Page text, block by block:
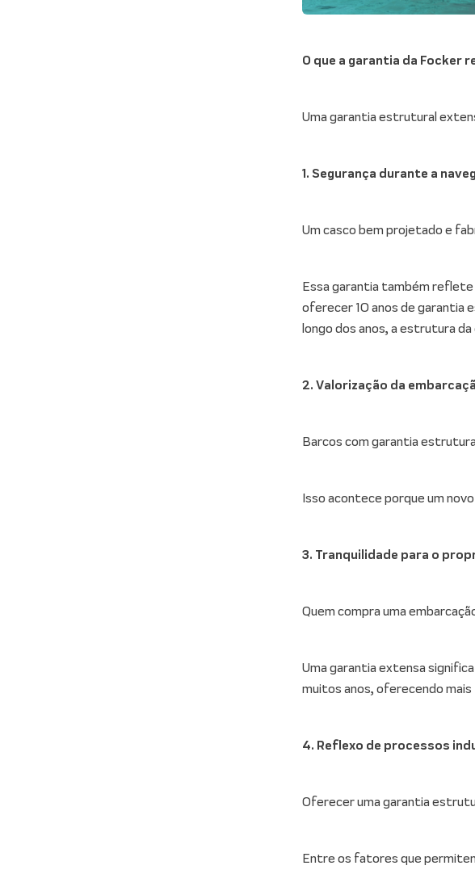
O que a garantia da
Uma garantia estrutural
1. Segurança durante a
Um casco bem projetado e
Essa garantia também reflete
oferecer 10 anos de garantia
longo dos anos, a estrutura
2. Valorização da
Barcos com garantia
Isso acontece porque um
3. Tranquilidade para o
Quem compra uma
Uma garantia extensa
muitos anos, oferecendo
4. Reflexo de processos
Oferecer uma garantia
Entre os fatores que